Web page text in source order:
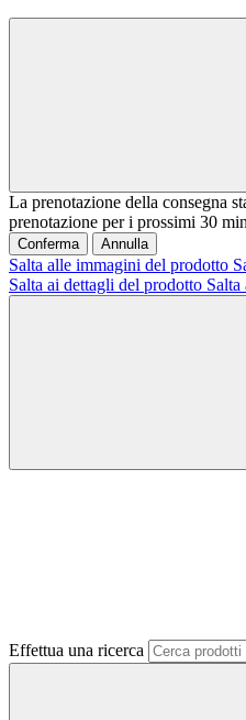
La prenotazione della consegna
prenotazione per i prossimi 30
Conferma Annulla
Salta alle immagini del prodotto
Salta ai dettagli del prodotto
Effettua una ricerca